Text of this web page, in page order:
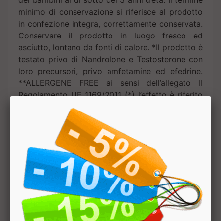
minimo di conservazione si riferisce al prodotto
in confezione integra, correttamente conservata.
Conservare il prodotto in luogo fresco ed
asciutto, lontano da fonti di calore. *Il prodotto è
testato privo di Nandrolone e Testosterone con
loro precursori, privo amfetamine ed efedrine.
**ALLERGENE FREE ai sensi dell’allegato II
Regolamento UE 1169/2011 (*) l’effetto è riferito
alla soluzione preparata secondo le modalità di
utilizzo indicate sulla confezione.